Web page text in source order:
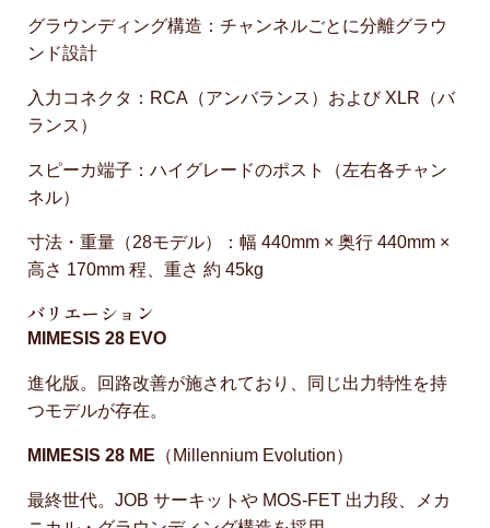
グラウンディング構造：チャンネルごとに分離グラウ
ンド設計
入力コネクタ：RCA（アンバランス）および XLR（バ
ランス）
スピーカ端子：ハイグレードのポスト（左右各チャン
ネル）
寸法・重量（28モデル）：幅 440mm × 奥行 440mm ×
高さ 170mm 程、重さ 約 45kg
バリエーション
MIMESIS 28 EVO
進化版。回路改善が施されており、同じ出力特性を持
つモデルが存在。
MIMESIS 28 ME （Millennium Evolution）
最終世代。JOB サーキットや MOS-FET 出力段、メカ